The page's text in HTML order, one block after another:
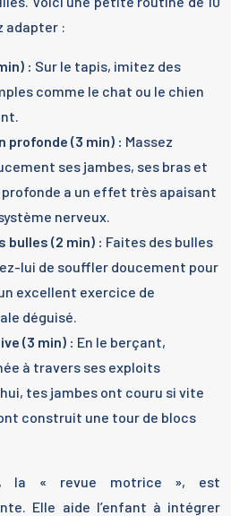
adapter :
: Sur le tapis, imitez des
comme le chat ou le chien
profonde (3 min) : Massez
ses jambes, ses bras et
profonde a un effet très apaisant
nerveux.
bulles (2 min) : Faites des bulles
lui de souffler doucement pour
excellent exercice de
déguisé.
(3 min) : En le berçant,
à travers ses exploits
tes jambes ont couru si vite
construit une tour de blocs
la « revue motrice », est
Elle aide l’enfant à intégrer